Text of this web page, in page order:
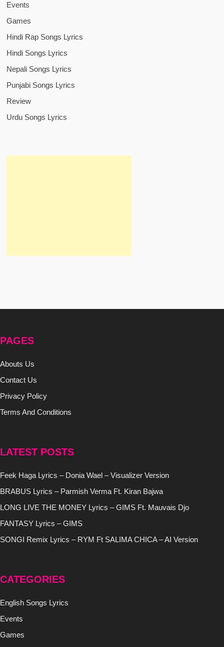
Events
Games
Hindi Rap Songs Lyrics
Hindi Songs Lyrics
Nepali Songs Lyrics
Punjabi Songs Lyrics
Review
Urdu Songs Lyrics
PAGES
Abouts Us
Contact Us
Privacy Policy
Terms And Conditions
LATEST POSTS
Feek Haga Lyrics – Donia Wael – Visualizer Version
BRABUS Lyrics – Parmish Verma Ft. Kiran Bajwa
LONG LIVE THE MONEY Lyrics – GIMS Ft. Mauvais Djo
FANTASY Lyrics – GIMS
SONGI Remix Lyrics – RYM Ft SALIMA CHICA – AI Version
CATEGORIES
English Songs Lyrics
Events
Games